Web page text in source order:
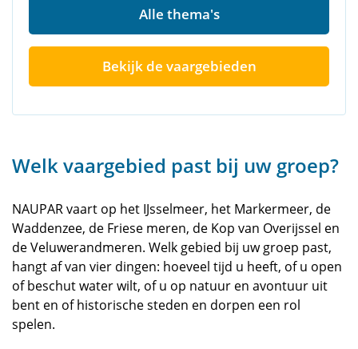
Alle thema's
Bekijk de vaargebieden
Welk vaargebied past bij uw groep?
NAUPAR vaart op het IJsselmeer, het Markermeer, de
Waddenzee, de Friese meren, de Kop van Overijssel en
de Veluwerandmeren. Welk gebied bij uw groep past,
hangt af van vier dingen: hoeveel tijd u heeft, of u open
of beschut water wilt, of u op natuur en avontuur uit
bent en of historische steden en dorpen een rol
spelen.